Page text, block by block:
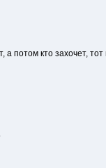
а потом кто захочет,